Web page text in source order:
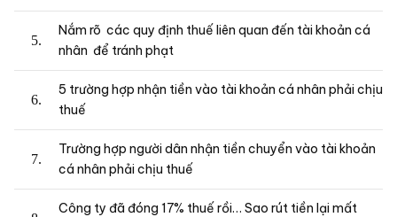
Nắm rõ các quy định thuế liên quan đến tài khoản cá
nhân để tránh phạt
5 trường hợp nhận tiền vào tài khoản cá nhân phải chịu
thuế
Trường hợp người dân nhận tiền chuyển vào tài khoản
cá nhân phải chịu thuế
Công ty đã đóng 17% thuế rồi… Sao rút tiền lại mất